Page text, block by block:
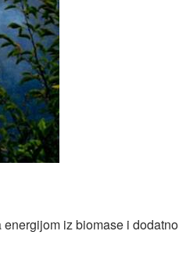
iz biomase i dodatno